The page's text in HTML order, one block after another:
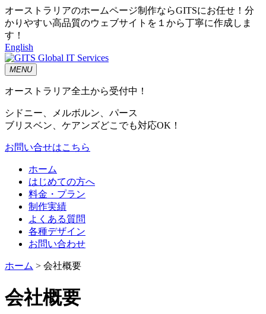
オーストラリアのホームページ制作ならGITSにお任せ！分
かりやすい高品質のウェブサイトを１から丁寧に作成しま
す！
English
MENU
オーストラリア全土から受付中！
シドニー、メルボルン、パース
ブリスベン、ケアンズどこでも対応OK！
お問い合せはこちら
ホーム
はじめての方へ
料金・プラン
制作実績
よくある質問
各種デザイン
お問い合わせ
ホーム > 会社概要
会社概要